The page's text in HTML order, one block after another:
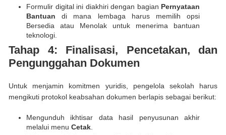
Formulir digital ini diakhiri dengan bagian Pernyataan
Bantuan di mana lembaga harus memilih opsi
Bersedia atau Menolak untuk menerima bantuan
teknologi.
Tahap 4: Finalisasi, Pencetakan, dan
Pengunggahan Dokumen
Untuk menjamin komitmen yuridis, pengelola sekolah harus
mengikuti protokol keabsahan dokumen berlapis sebagai berikut:
Mengunduh ikhtisar data hasil penyusunan akhir
melalui menu Cetak